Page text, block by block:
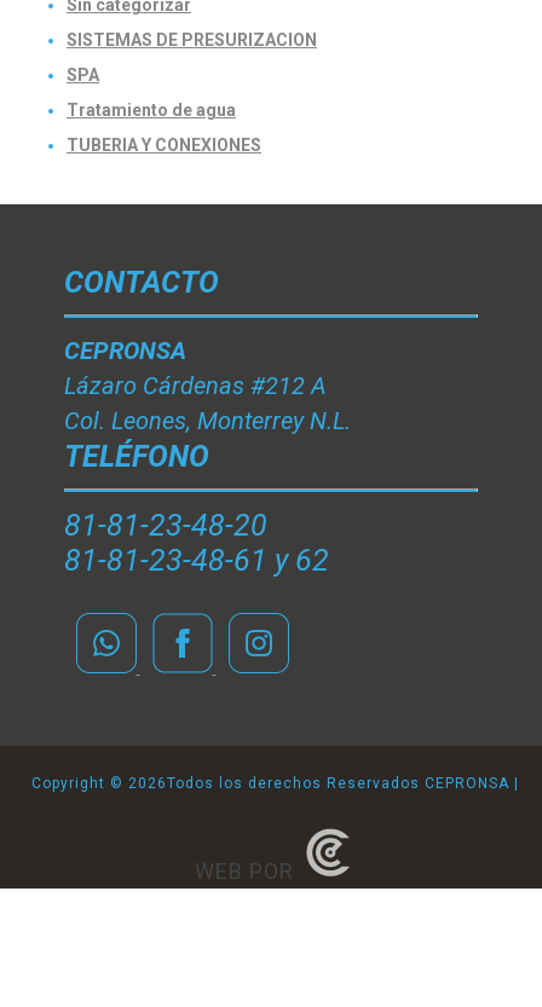
Sin categorizar
SISTEMAS DE PRESURIZACION
SPA
Tratamiento de agua
TUBERIA Y CONEXIONES
CONTACTO
CEPRONSA
Lázaro Cárdenas #212 A
Col. Leones, Monterrey N.L.
TELÉFONO
81-81-23-48-20
81-81-23-48-61 y 62
Copyright © 2026Todos los derechos Reservados CEPRONSA |
WEB POR